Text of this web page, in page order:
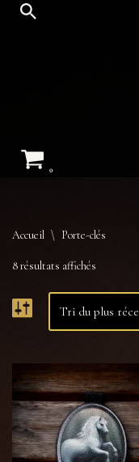
0
Accueil \ Porte-clés
8 résultats affichés